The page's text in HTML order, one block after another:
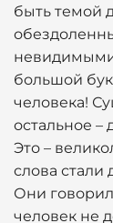
быть темой
большой
человека!
остальное –
Это –
слова
Они
человек не